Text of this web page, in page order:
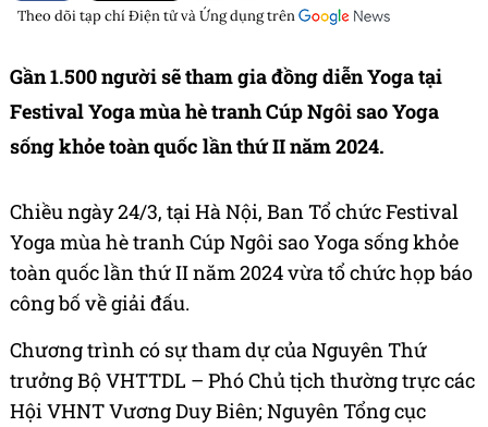
Theo dõi tạp chíĐiện tử và Ứng dụngtrên
Gần 1.500 người sẽ tham gia đồng diễn Yoga tại
Festival Yoga mùa hè tranh Cúp Ngôi sao Yoga
sống khỏe toàn quốc lần thứ II năm 2024.
Chiều ngày 24/3, tại Hà Nội, Ban Tổ chức Festival
Yoga mùa hè tranh Cúp Ngôi sao Yoga sống khỏe
toàn quốc lần thứ II năm 2024 vừa tổ chức họp báo
công bố về giải đấu.
Chương trình có sự tham dự của Nguyên Thứ
trưởng Bộ VHTTDL – Phó Chủ tịch thường trực các
Hội VHNT Vương Duy Biên; Nguyên Tổng cục